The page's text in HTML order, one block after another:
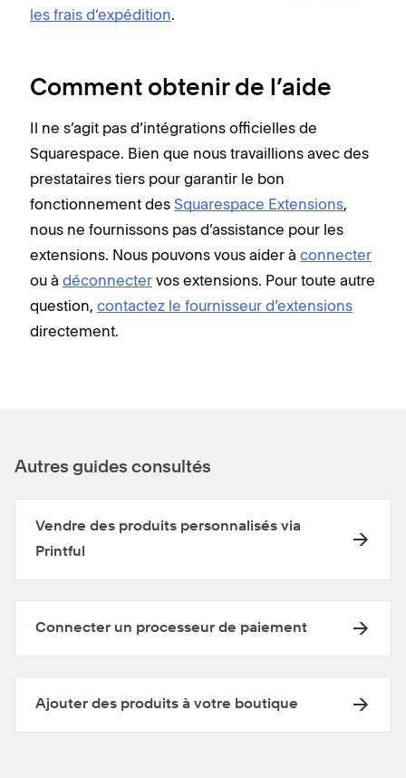
les frais d’expédition.
Comment obtenir de l’aide
Il ne s’agit pas d’intégrations officielles de
Squarespace. Bien que nous travaillions avec des
prestataires tiers pour garantir le bon
fonctionnement des Squarespace Extensions,
nous ne fournissons pas d’assistance pour les
extensions. Nous pouvons vous aider à connecter
ou à déconnecter vos extensions. Pour toute autre
question, contactez le fournisseur d’extensions
directement.
Autres guides consultés
Vendre des produits personnalisés via
Printful
Connecter un processeur de paiement
Ajouter des produits à votre boutique